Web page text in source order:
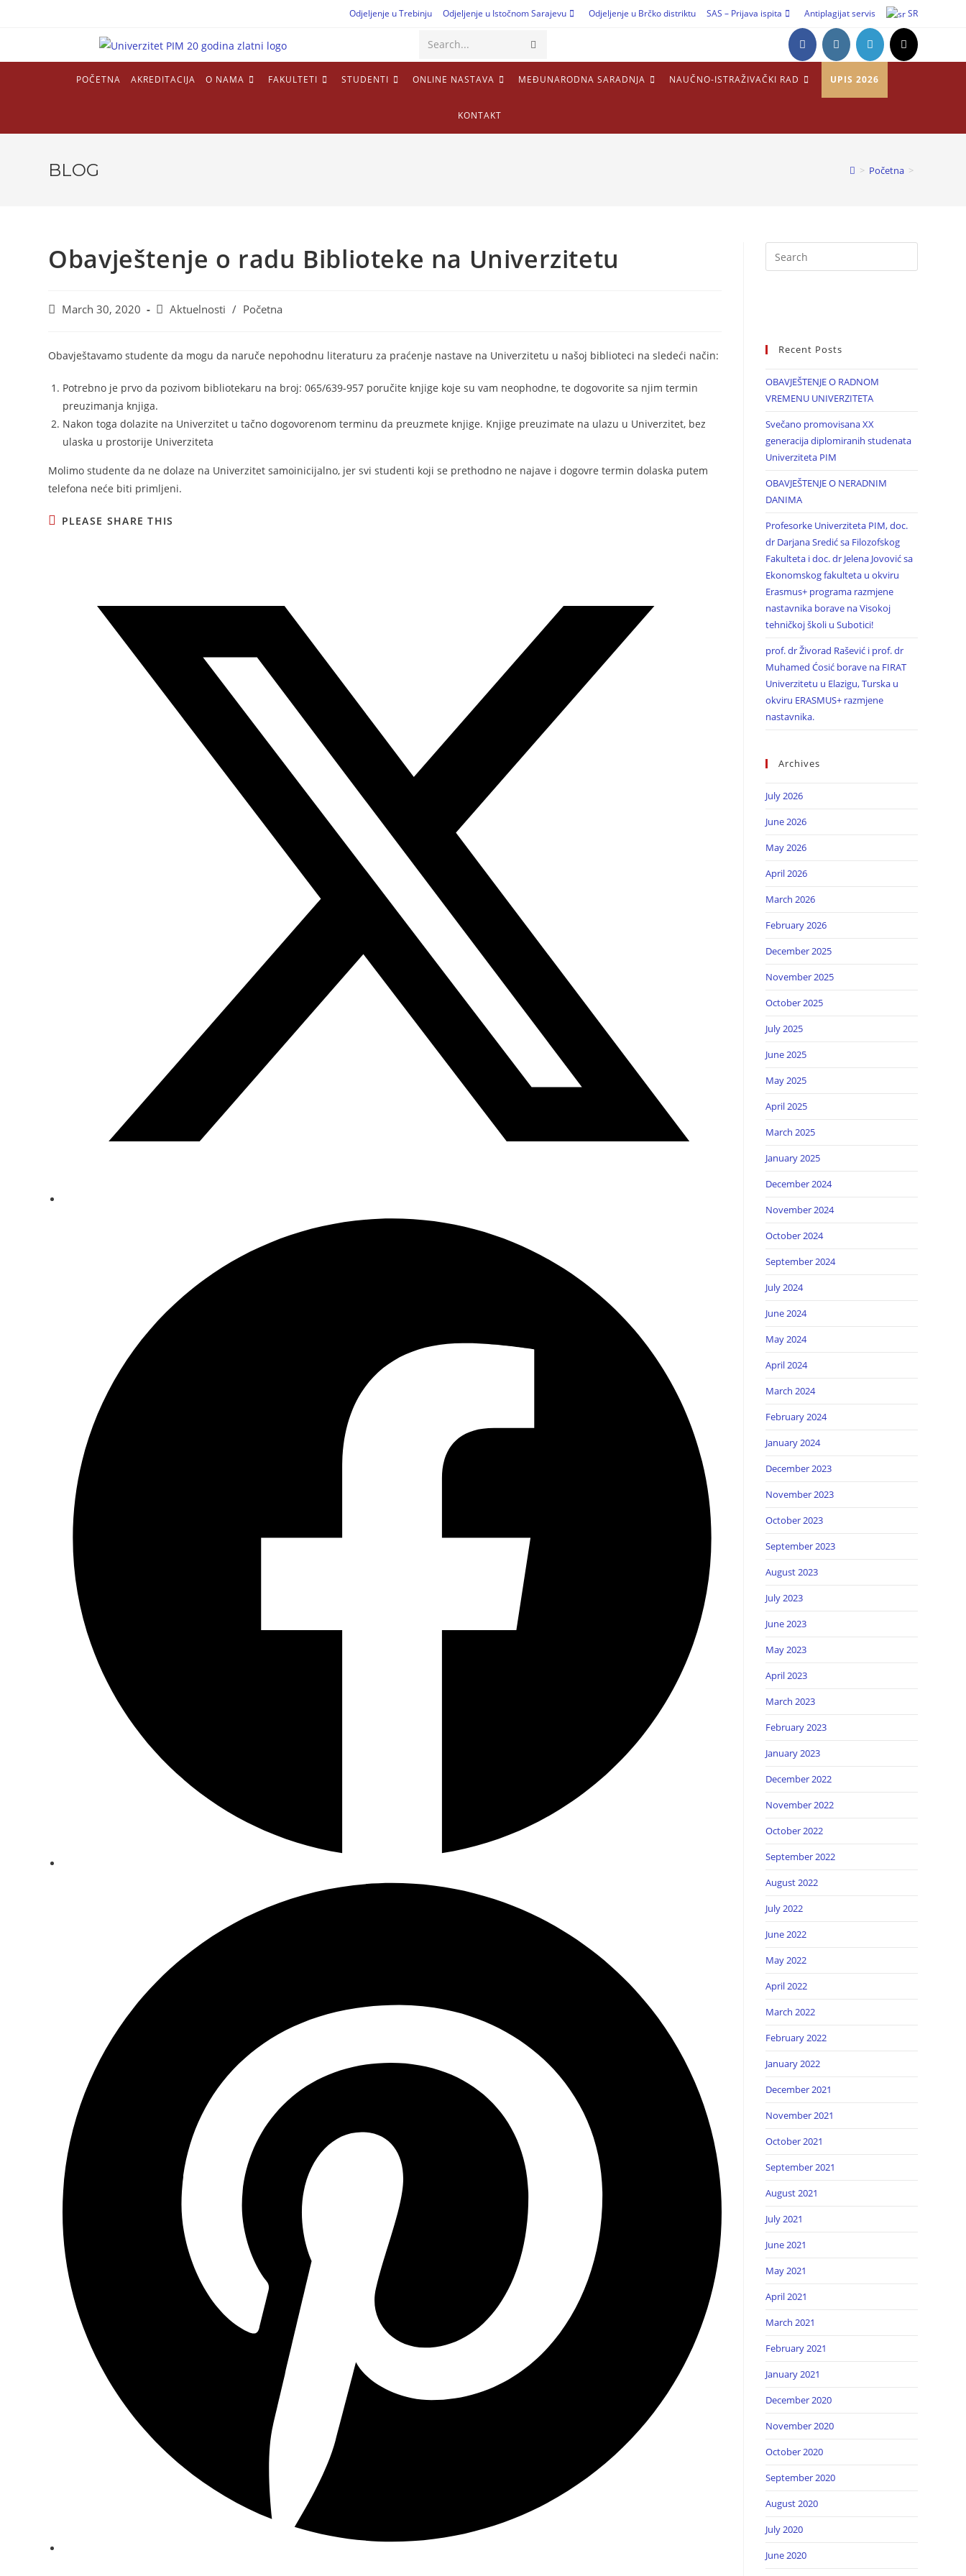
Odjeljenje u Trebinju Odjeljenje u Istočnom Sarajevu Odjeljenje u Brčko distriktu SAS – Prijava ispita Antiplagijat servis SR
Search...
POČETNA AKREDITACIJA O NAMA FAKULTETI STUDENTI ONLINE NASTAVA MEĐUNARODNA SARADNJA NAUČNO-ISTRAŽIVAČKI RAD UPIS 2026
KONTAKT
BLOG > Početna >
Obavještenje o radu Biblioteke na Univerzitetu
March 30, 2020 Aktuelnosti / Početna
Obavještavamo studente da mogu da naruče nepohodnu literaturu za praćenje nastave na Univerzitetu u našoj biblioteci na sledeći način:
Potrebno je prvo da pozivom bibliotekaru na broj: 065/639-957 poručite knjige koje su vam neophodne, te dogovorite sa njim termin
preuzimanja knjiga.
Nakon toga dolazite na Univerzitet u tačno dogovorenom terminu da preuzmete knjige. Knjige preuzimate na ulazu u Univerzitet, bez
ulaska u prostorije Univerziteta
Molimo studente da ne dolaze na Univerzitet samoinicijalno, jer svi studenti koji se prethodno ne najave i dogovre termin dolaska putem
telefona neće biti primljeni.
PLEASE SHARE THIS
Recent Posts
OBAVJEŠTENJE O RADNOM
VREMENU UNIVERZITETA
Svečano promovisana XX
generacija diplomiranih studenata
Univerziteta PIM
OBAVJEŠTENJE O NERADNIM
DANIMA
Profesorke Univerziteta PIM, doc.
dr Darjana Sredić sa Filozofskog
Fakulteta i doc. dr Jelena Jovović sa
Ekonomskog fakulteta u okviru
Erasmus+ programa razmjene
nastavnika borave na Visokoj
tehničkoj školi u Subotici!
prof. dr Živorad Rašević i prof. dr
Muhamed Ćosić borave na FIRAT
Univerzitetu u Elazigu, Turska u
okviru ERASMUS+ razmjene
nastavnika.
Archives
July 2026
June 2026
May 2026
April 2026
March 2026
February 2026
December 2025
November 2025
October 2025
July 2025
June 2025
May 2025
April 2025
March 2025
January 2025
December 2024
November 2024
October 2024
September 2024
July 2024
June 2024
May 2024
April 2024
March 2024
February 2024
January 2024
December 2023
November 2023
October 2023
September 2023
August 2023
July 2023
June 2023
May 2023
April 2023
March 2023
February 2023
January 2023
December 2022
November 2022
October 2022
September 2022
August 2022
July 2022
June 2022
May 2022
April 2022
March 2022
February 2022
January 2022
December 2021
November 2021
October 2021
September 2021
August 2021
July 2021
June 2021
May 2021
April 2021
March 2021
February 2021
January 2021
December 2020
November 2020
October 2020
September 2020
August 2020
July 2020
June 2020